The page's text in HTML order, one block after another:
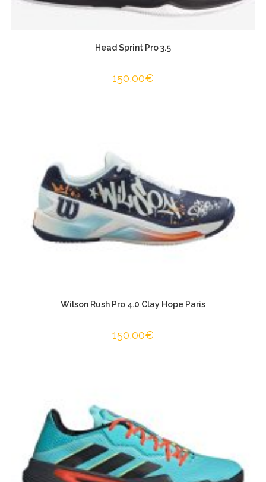
Head Sprint Pro 3.5
150,00€
Wilson Rush Pro 4.0 Clay Hope Paris
150,00€